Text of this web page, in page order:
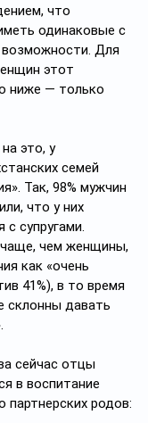
что
одинаковые с
Для
этот
ниже — только
это, у
семей
Так, 98% мужчин
что у них
супругами.
чем женщины,
как «очень
41%), в то время
склонны давать
сейчас отцы
в воспитание
партнерских родов: